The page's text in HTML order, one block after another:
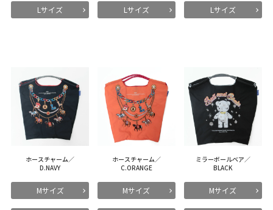
Lサイズ Lサイズ Lサイズ
ホースチャーム／
D.NAVY
Mサイズ
ホースチャーム／
C.ORANGE
Mサイズ
ミラーボールベア／
BLACK
Mサイズ